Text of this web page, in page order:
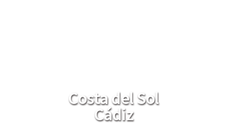
Costa del Sol
Cádiz